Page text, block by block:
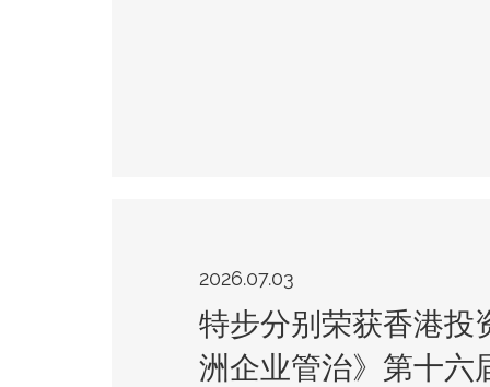
2026.07.03
特步分别荣获香港投
洲企业管治》第十六